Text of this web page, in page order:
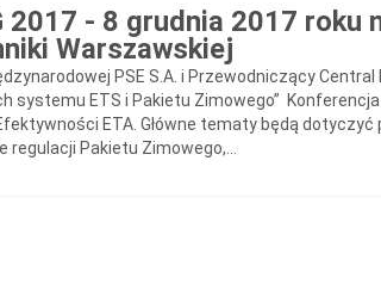
2017 - 8 grudnia 2017 roku
Warszawskiej
PSE S.A. i Przewodniczący Central
systemu ETS i Pakietu Zimowego”
ETA. Główne tematy będą dotyczyć
Pakietu Zimowego,...